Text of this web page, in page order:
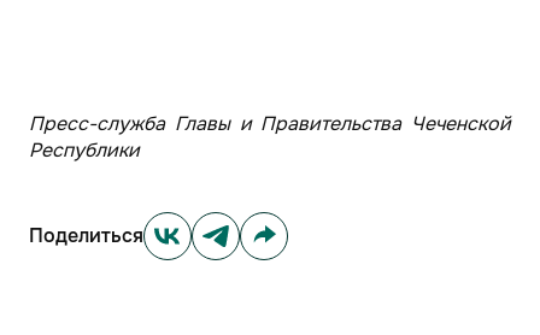
Пресс-служба Главы и Правительства Чеченской
Республики
Поделиться